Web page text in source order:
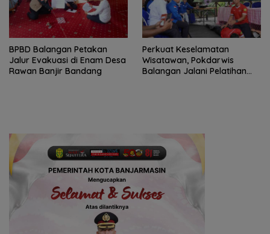
BPBD Balangan Petakan
Jalur Evakuasi di Enam Desa
Rawan Banjir Bandang
Perkuat Keselamatan
Wisatawan, Pokdarwis
Balangan Jalani Pelatihan